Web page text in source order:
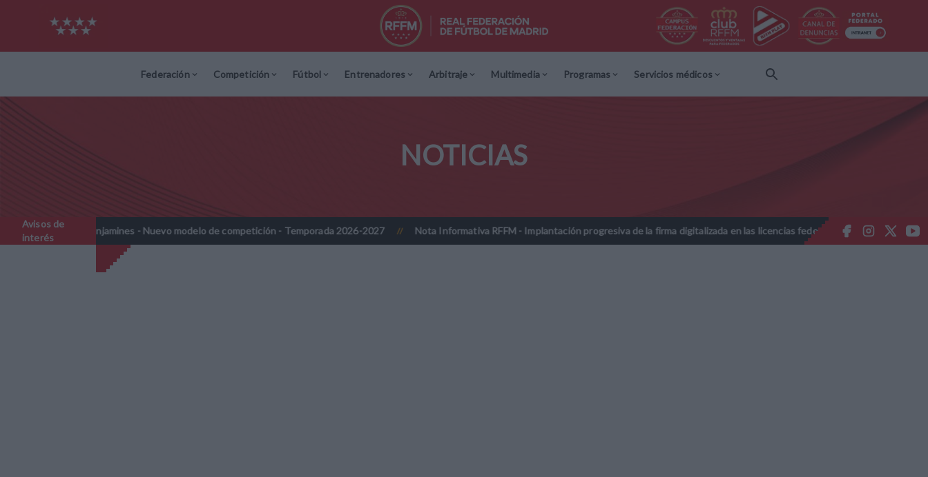
Federación Competición Fútbol Entrenadores Arbitraje Multimedia Programas Servicios médicos
NOTICIAS
Avisos de
interés
- Nuevo modelo de competición - Temporada 2026-2027 // Nota Informativa RFFM - Implantación progresiva de la firma digitalizada en las licencias federativas - Temporada 2026-2027 Nota